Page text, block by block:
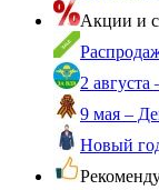
Акции и
2
9 мая –
Новый